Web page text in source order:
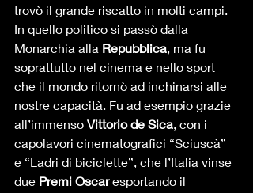
trovò il grande riscatto in molti campi.
In quello politico si passò dalla
Monarchia alla Repubblica, ma fu
soprattutto nel cinema e nello sport
che il mondo ritornò ad inchinarsi alle
nostre capacità. Fu ad esempio grazie
all’immenso Vittorio de Sica, con i
capolavori cinematografici “Sciuscà”
e “Ladri di biciclette”, che l’Italia vinse
due Premi Oscar esportando il